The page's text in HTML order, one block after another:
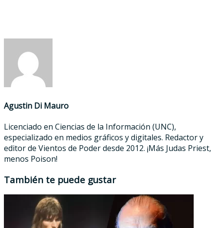
Agustin Di Mauro
Licenciado en Ciencias de la Información (UNC),
especializado en medios gráficos y digitales. Redactor y
editor de Vientos de Poder desde 2012. ¡Más Judas Priest,
menos Poison!
También te puede gustar